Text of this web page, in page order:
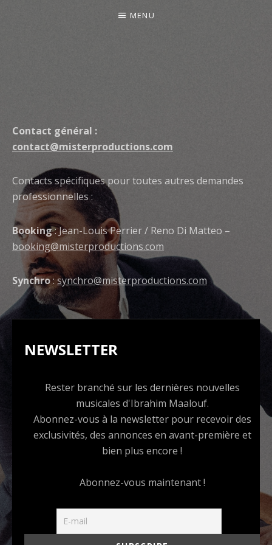
MENU
Contact général :
contact@misterproductions.com
Contacts spécifiques pour toutes autres demandes
professionnelles :
Booking: Jean-Louis Perrier / Reno Di Matteo –
booking@misterproductions.com
Synchro:synchro@misterproductions.com
NEWSLETTER
Rester branché sur les dernières nouvelles
musicales d'Ibrahim Maalouf.
Abonnez-vous à la newsletter pour recevoir des
exclusivités, des annonces en avant-première et
bien plus encore !
Abonnez-vous maintenant !